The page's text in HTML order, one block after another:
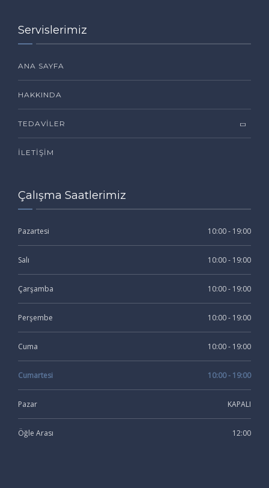
Servislerimiz
ANA SAYFA
HAKKINDA
TEDAVILER
İLETIŞIM
Çalışma Saatlerimiz
Pazartesi 10:00 - 19:00
Salı 10:00 - 19:00
Çarşamba 10:00 - 19:00
Perşembe 10:00 - 19:00
Cuma 10:00 - 19:00
Cumartesi 10:00 - 19:00
Pazar KAPALI
Öğle Arası 12:00